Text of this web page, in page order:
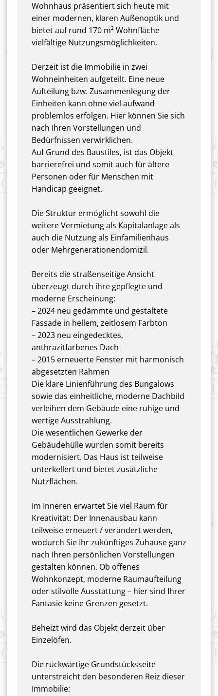
Wohnhaus präsentiert sich heute mit
einer modernen, klaren Außenoptik und
bietet auf rund 170 m² Wohnfläche
vielfältige Nutzungsmöglichkeiten.
Derzeit ist die Immobilie in zwei
Wohneinheiten aufgeteilt. Eine neue
Aufteilung bzw. Zusammenlegung der
Einheiten kann ohne viel aufwand
problemlos erfolgen. Hier können Sie sich
nach Ihren Vorstellungen und
Bedürfnissen verwirklichen.
Auf Grund des Baustiles, ist das Objekt
barrierefrei und somit auch für ältere
Personen oder für Menschen mit
Handicap geeignet.
Die Struktur ermöglicht sowohl die
weitere Vermietung als Kapitalanlage als
auch die Nutzung als Einfamilienhaus
oder Mehrgenerationendomizil.
Bereits die straßenseitige Ansicht
überzeugt durch ihre gepflegte und
moderne Erscheinung:
– 2024 neu gedämmte und gestaltete
Fassade in hellem, zeitlosem Farbton
– 2023 neu eingedecktes,
anthrazitfarbenes Dach
– 2015 erneuerte Fenster mit harmonisch
abgesetzten Rahmen
Die klare Linienführung des Bungalows
sowie das einheitliche, moderne Dachbild
verleihen dem Gebäude eine ruhige und
wertige Ausstrahlung.
Die wesentlichen Gewerke der
Gebäudehülle wurden somit bereits
modernisiert. Das Haus ist teilweise
unterkellert und bietet zusätzliche
Nutzflächen.
Im Inneren erwartet Sie viel Raum für
Kreativität: Der Innenausbau kann
teilweise erneuert / verändert werden,
wodurch Sie Ihr zukünftiges Zuhause ganz
nach Ihren persönlichen Vorstellungen
gestalten können. Ob offenes
Wohnkonzept, moderne Raumaufteilung
oder stilvolle Ausstattung – hier sind Ihrer
Fantasie keine Grenzen gesetzt.
Beheizt wird das Objekt derzeit über
Einzelöfen.
Die rückwärtige Grundstücksseite
unterstreicht den besonderen Reiz dieser
Immobilie: